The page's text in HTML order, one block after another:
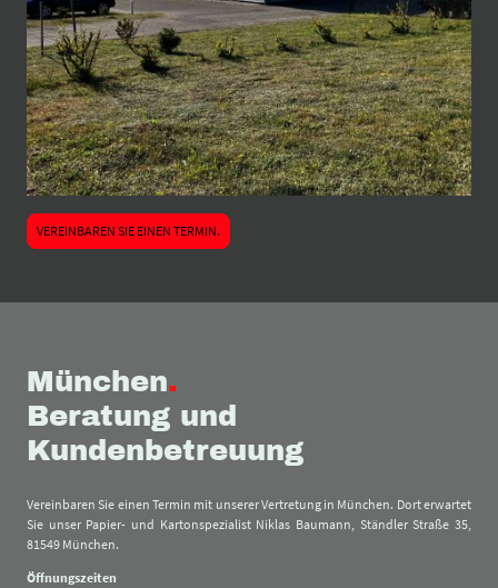
VEREINBAREN SIE EINEN TERMIN.
München.
Beratung und
Kundenbetreuung
Vereinbaren Sie einen Termin mit unserer Vertretung in München. Dort erwartet
Sie unser Papier- und Kartonspezialist Niklas Baumann, Ständler Straße 35,
81549 München.
Öffnungszeiten